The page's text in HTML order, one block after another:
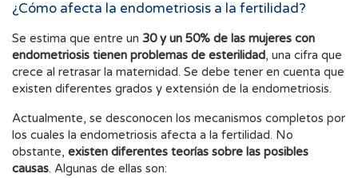
¿Cómo afecta la endometriosis a la fertilidad?
Se estima que entre un 30 y un 50% de las mujeres con
endometriosis tienen problemas de esterilidad, una cifra que
crece al retrasar la maternidad. Se debe tener en cuenta que
existen diferentes grados y extensión de la endometriosis.
Actualmente, se desconocen los mecanismos completos por
los cuales la endometriosis afecta a la fertilidad. No
obstante, existen diferentes teorías sobre las posibles
causas. Algunas de ellas son: